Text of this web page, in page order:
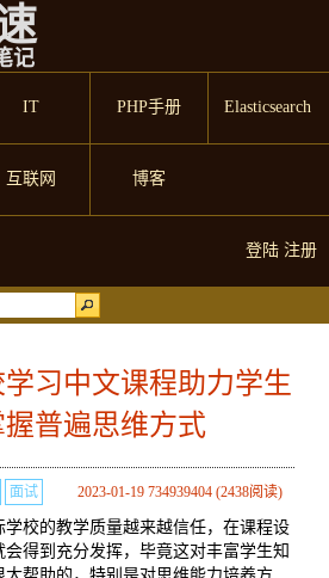
记
IT PHP手册 Elasticsearch
互联网 博客
登陆 注册
学习中文课程助力学生
握普遍思维方式
2023-01-19 734939404 (2438阅读)
面试
学校的教学质量越来越信任，在课程设
会得到充分发挥，毕竟这对丰富学生知